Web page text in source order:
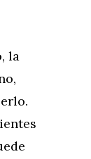
la